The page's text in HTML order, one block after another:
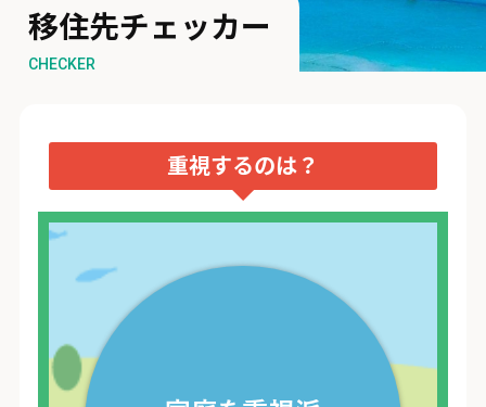
移住先チェッカー
CHECKER
重視するのは？